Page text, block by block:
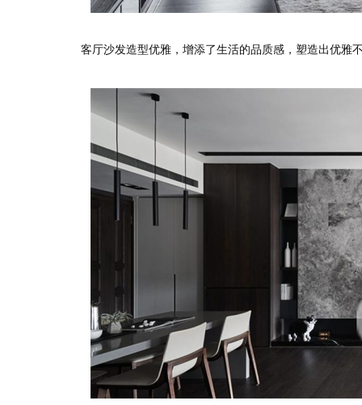
客厅沙发造型优雅，增添了生活的品质感，塑造出优雅